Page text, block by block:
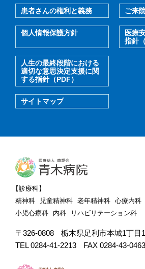
患者さんの権利と義務 ご来
個人情報保護方針
医療
指針
人生の最終段階における
適切な意思決定支援に関
する指針（PDF）
サイトマップ
【診療科】
精神科
児童精神科 老年精神科 心療内科
小児心療科
内科 リハビリテーション科
〒326-0808
栃木県足利市本城1丁目
TEL 0284-41-2213
FAX 0284-43-0463